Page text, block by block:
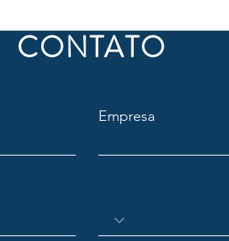
Empresa
CONTATO